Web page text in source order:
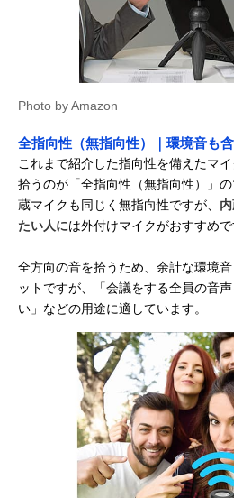
Photo by Amazon
全指向性（無指向性）｜環境音も
これまで紹介した指向性を備えたマ
拾うのが「全指向性（無指向性）」
蔵マイクも同じく無指向性ですが、
たい人には外付けマイクがおすすめで
全方向の音を拾うため、余計な環境
ットですが、「会議をする全員の音
い」などの用途に適しています。